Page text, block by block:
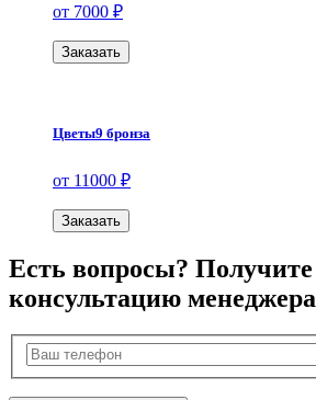
от 7000 ₽
Заказать
Цветы9 бронза
от 11000 ₽
Заказать
Есть вопросы? Получите
консультацию менеджера